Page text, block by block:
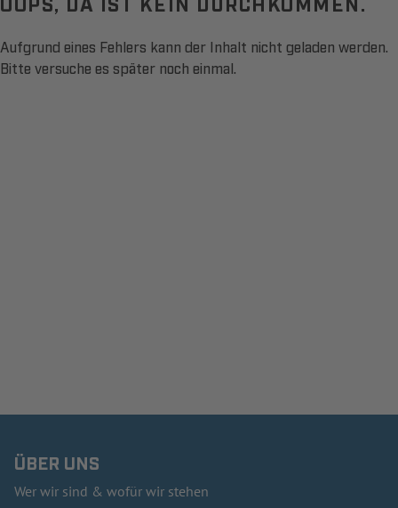
Aufgrund eines Fehlers kann der Inhalt nicht geladen werden.
Bitte versuche es später noch einmal.
ÜBER UNS
Wer wir sind & wofür wir stehen